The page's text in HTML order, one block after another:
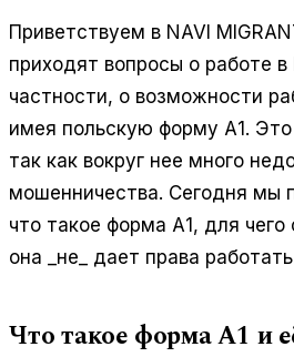
Приветствуем в NAVI
приходят вопросы о работе в
частности, о возможности
имея польскую форму А1.
так как вокруг нее много
мошенничества. Сегодня мы
что такое форма А1, для
она _не_ дает права
Что такое форма А1 и